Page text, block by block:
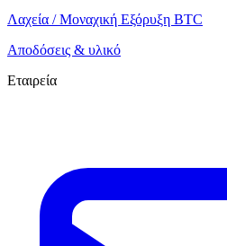
Λαχεία / Μοναχική Εξόρυξη BTC
Αποδόσεις & υλικό
Εταιρεία